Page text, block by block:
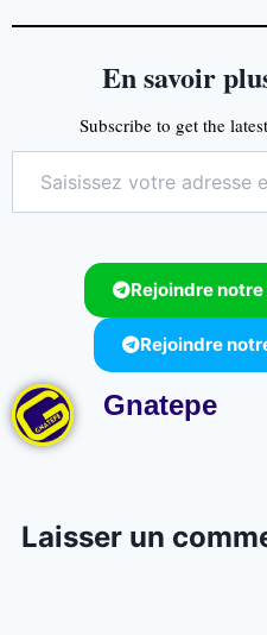
En savoir
Subscribe to get the
Rejoindre
Rejoindre
Gnatepe
Laisser un